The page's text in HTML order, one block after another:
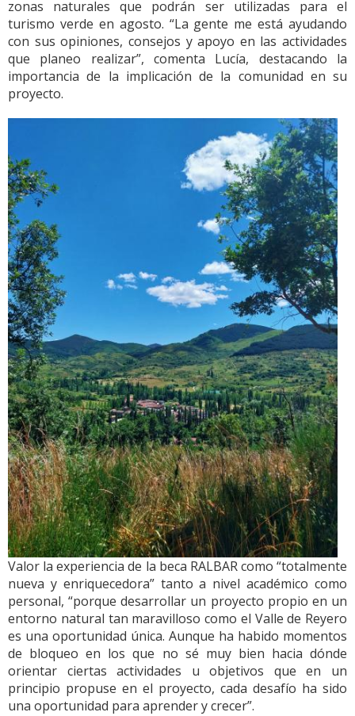
zonas naturales que podrán ser utilizadas para el
turismo verde en agosto. “La gente me está ayudando
con sus opiniones, consejos y apoyo en las actividades
que planeo realizar”, comenta Lucía, destacando la
importancia de la implicación de la comunidad en su
proyecto.
Valor la experiencia de la beca RALBAR como “totalmente
nueva y enriquecedora” tanto a nivel académico como
personal, “porque desarrollar un proyecto propio en un
entorno natural tan maravilloso como el Valle de Reyero
es una oportunidad única. Aunque ha habido momentos
de bloqueo en los que no sé muy bien hacia dónde
orientar ciertas actividades u objetivos que en un
principio propuse en el proyecto, cada desafío ha sido
una oportunidad para aprender y crecer”.